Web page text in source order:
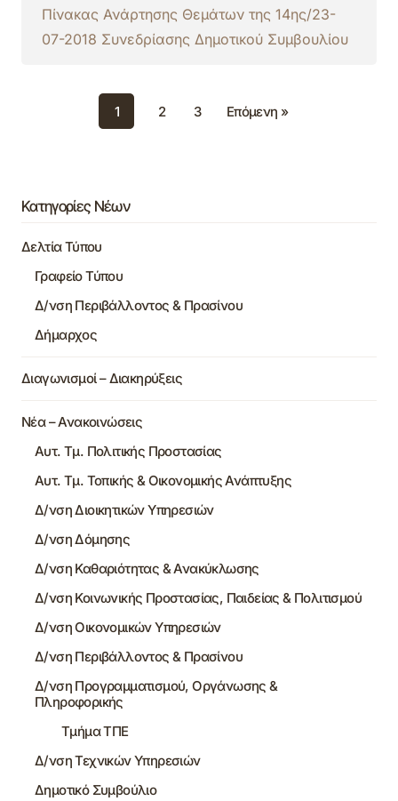
Πίνακας Ανάρτησης Θεμάτων της 14ης/23-
07-2018 Συνεδρίασης Δημοτικού Συμβουλίου
1 2 3 Επόμενη »
Κατηγορίες Νέων
Δελτία Τύπου
Γραφείο Τύπου
Δ/νση Περιβάλλοντος & Πρασίνου
Δήμαρχος
Διαγωνισμοί – Διακηρύξεις
Νέα – Ανακοινώσεις
Αυτ. Τμ. Πολιτικής Προστασίας
Αυτ. Τμ. Τοπικής & Οικονομικής Ανάπτυξης
Δ/νση Διοικητικών Υπηρεσιών
Δ/νση Δόμησης
Δ/νση Καθαριότητας & Ανακύκλωσης
Δ/νση Κοινωνικής Προστασίας, Παιδείας & Πολιτισμού
Δ/νση Οικονομικών Υπηρεσιών
Δ/νση Περιβάλλοντος & Πρασίνου
Δ/νση Προγραμματισμού, Οργάνωσης &
Πληροφορικής
Τμήμα ΤΠΕ
Δ/νση Τεχνικών Υπηρεσιών
Δημοτικό Συμβούλιο